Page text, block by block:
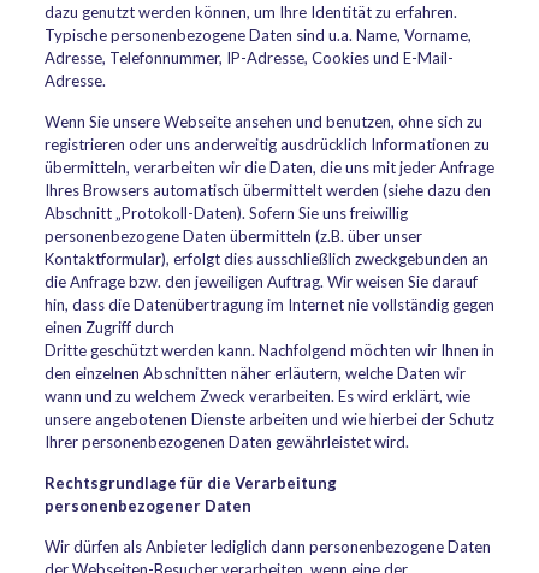
dazu genutzt werden können, um Ihre Identität zu erfahren.
Typische personenbezogene Daten sind u.a. Name, Vorname,
Adresse, Telefonnummer, IP-Adresse, Cookies und E-Mail-
Adresse.
Wenn Sie unsere Webseite ansehen und benutzen, ohne sich zu
registrieren oder uns anderweitig ausdrücklich Informationen zu
übermitteln, verarbeiten wir die Daten, die uns mit jeder Anfrage
Ihres Browsers automatisch übermittelt werden (siehe dazu den
Abschnitt „Protokoll-Daten). Sofern Sie uns freiwillig
personenbezogene Daten übermitteln (z.B. über unser
Kontaktformular), erfolgt dies ausschließlich zweckgebunden an
die Anfrage bzw. den jeweiligen Auftrag. Wir weisen Sie darauf
hin, dass die Datenübertragung im Internet nie vollständig gegen
einen Zugriff durch
Dritte geschützt werden kann. Nachfolgend möchten wir Ihnen in
den einzelnen Abschnitten näher erläutern, welche Daten wir
wann und zu welchem Zweck verarbeiten. Es wird erklärt, wie
unsere angebotenen Dienste arbeiten und wie hierbei der Schutz
Ihrer personenbezogenen Daten gewährleistet wird.
Rechtsgrundlage für die Verarbeitung
personenbezogener Daten
Wir dürfen als Anbieter lediglich dann personenbezogene Daten